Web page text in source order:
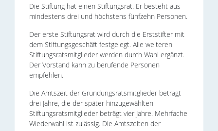
Die Stiftung hat einen Stiftungsrat. Er besteht aus
mindestens drei und höchstens fünfzehn Personen.
Der erste Stiftungsrat wird durch die Erststifter mit
dem Stiftungsgeschäft festgelegt. Alle weiteren
Stiftungsratsmitglieder werden durch Wahl ergänzt.
Der Vorstand kann zu berufende Personen
empfehlen.
Die Amtszeit der Gründungsratsmitglieder beträgt
drei Jahre, die der später hinzugewählten
Stiftungsratsmitglieder beträgt vier Jahre. Mehrfache
Wiederwahl ist zulässig. Die Amtszeiten der